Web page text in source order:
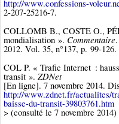
http://www.confessions-
2-207-25216-7.
COLLOMB B., COSTE O.,
mondialisation ». Commentaire.
2012. Vol. 35, n°137, p. 99‑126.
COL P. « Trafic Internet :
transit ». ZDNet
[En ligne]. 7 novembre 2014.
http://www.zdnet.fr/actualites/
baisse-du-transit-39803761.htm
> (consulté le 7 novembre 2014)